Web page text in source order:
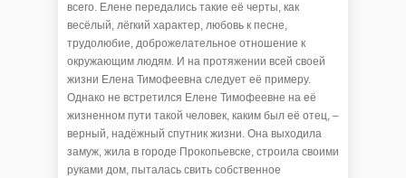
всего. Елене передались такие её черты, как
весёлый, лёгкий характер, любовь к песне,
трудолюбие, доброжелательное отношение к
окружающим людям. И на протяжении всей своей
жизни Елена Тимофеевна следует её примеру.
Однако не встретился Елене Тимофеевне на её
жизненном пути такой человек, каким был её отец, –
верный, надёжный спутник жизни. Она выходила
замуж, жила в городе Прокопьевске, строила своими
руками дом, пыталась свить собственное